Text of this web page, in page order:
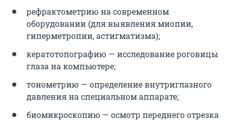
рефрактометрию на современном
оборудовании (для выявления миопии,
гиперметропии, астигматизма);
кератотопографию — исследование роговицы
глаза на компьютере;
тонометрию — определение внутриглазного
давления на специальном аппарате;
биомикроскопию — осмотр переднего отрезка